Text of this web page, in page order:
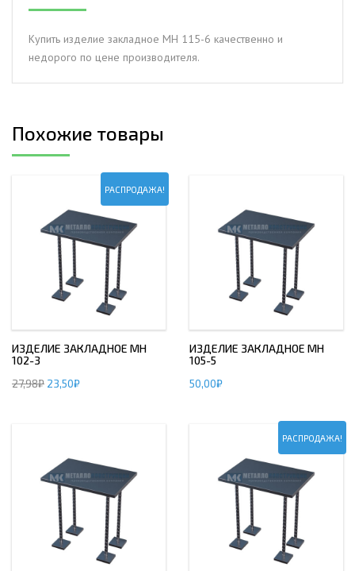
Купить изделие закладное МН 115-6 качественно и
недорого по цене производителя.
Похожие товары
РАСПРОДАЖА!
ИЗДЕЛИЕ ЗАКЛАДНОЕ МН
102-3
27,98₽ 23,50₽
ИЗДЕЛИЕ ЗАКЛАДНОЕ МН
105-5
50,00₽
РАСПРОДАЖА!